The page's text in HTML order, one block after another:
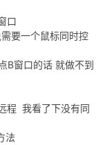
口
要一个鼠标同时控
B窗口的话 就做不到
程 我看了下没有同
法